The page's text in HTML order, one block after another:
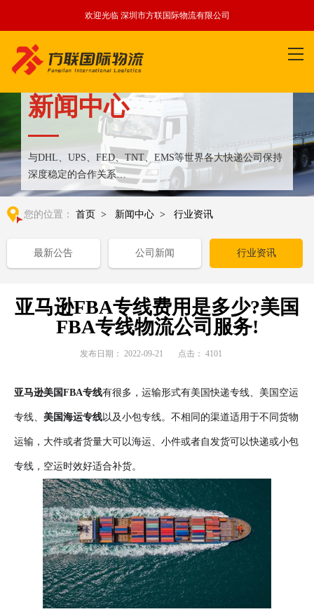
欢迎光临 深圳市方联国际物流有限公司
新闻中心
与DHL、UPS、FED、TNT、EMS等世界各大快递公司保持
深度稳定的合作关系
整合全球优质物流运输资源,满足国内外客户更多个性化需求
您的位置： 首页 > 新闻中心 > 行业资讯
最新公告 公司新闻 行业资讯
亚马逊FBA专线费用是多少?美国
FBA专线物流公司服务!
发布日期： 2022-09-21 点击： 4101
亚马逊美国FBA专线有很多，运输形式有美国快递专线、美国空运
专线、 美国海运专线以及小包专线。不相同的渠道适用于不同货物
运输，大件或者货量大可以海运、小件或者自发货可以快递或小包
专线，空运时效好适合补货。